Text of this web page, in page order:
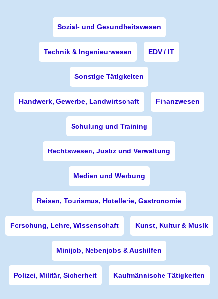
Sozial- und Gesundheitswesen
Technik & Ingenieurwesen EDV / IT
Sonstige Tätigkeiten
Handwerk, Gewerbe, Landwirtschaft Finanzwesen
Schulung und Training
Rechtswesen, Justiz und Verwaltung
Medien und Werbung
Reisen, Tourismus, Hotellerie, Gastronomie
Forschung, Lehre, Wissenschaft Kunst, Kultur & Musik
Minijob, Nebenjobs & Aushilfen
Polizei, Militär, Sicherheit Kaufmännische Tätigkeiten